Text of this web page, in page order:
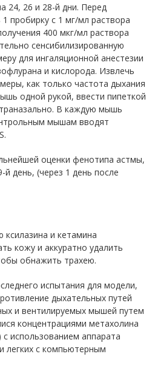
24, 26 и 28-й дни. Перед
пробирку с 1 мг/мл раствора
400 мкг/мл раствора
сенсибилизированную
для ингаляционной анестезии
и кислорода. Извлечь
как только частота дыхания
одной рукой, ввести пипеткой
В каждую мышь
мышам вводят
оценки фенотипа астмы,
день, (через 1 день после
и кетамина
кожу и аккуратно удалить
обнажить трахею.
испытания для модели,
дыхательных путей
и вентилируемых мышей путем
концентрациями метахолина
использованием аппарата
легких с компьютерным